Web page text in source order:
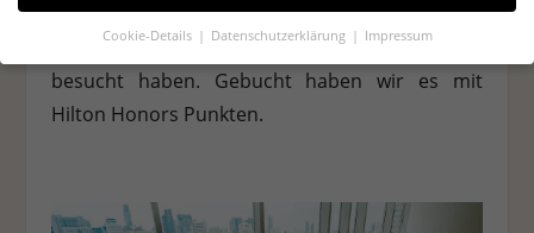
Danach ging es für uns ins Waldorf Astoria
Bangkok, welches wir vor der Pandemie bereits
besucht haben. Gebucht haben wir es mit
Hilton Honors Punkten.
Cookie-Details Datenschutzerklärung Impressum
Datenschutzeinstellungen
Wenn Sie unter 16 Jahre alt sind und Ihre Zustimmung zu
freiwilligen Diensten geben möchten, müssen Sie Ihre
Website. Einige von ihnen sind essenziell, während andere
uns helfen, diese Website und Ihre Erfahrung zu verbessern.